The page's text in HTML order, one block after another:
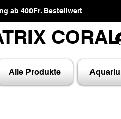
ab 400Fr. Bestellwert
Alle Produkte